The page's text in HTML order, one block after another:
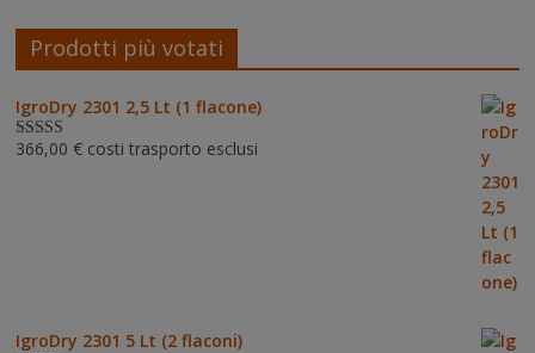
Prodotti più votati
IgroDry 2301 2,5 Lt (1 flacone)
Valutato5.00
366,00 € costi trasporto esclusi
IgroDry 2301 5 Lt (2 flaconi)